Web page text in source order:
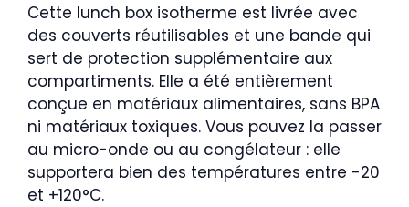
Cette lunch box isotherme est livrée avec
des couverts réutilisables et une bande qui
sert de protection supplémentaire aux
compartiments. Elle a été entièrement
conçue en matériaux alimentaires, sans BPA
ni matériaux toxiques. Vous pouvez la passer
au micro-onde ou au congélateur : elle
supportera bien des températures entre -20
et +120°C.